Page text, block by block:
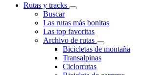
Rutas y tracks
Buscar
Las rutas más bonitas
Las top favoritas
Archivo de rutas
Bicicletas de montaña
Transalpinas
Ciclorrutas